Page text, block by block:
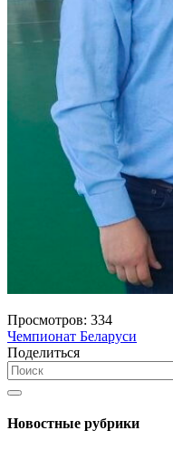
Просмотров: 334
Чемпионат Беларуси
Поделиться
Новостные рубрики